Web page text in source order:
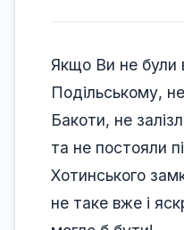
Якщо Ви не були
Подільському,
Бакоти, не
та не постояли
Хотинського
не таке вже і